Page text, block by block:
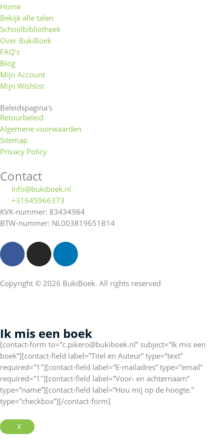
Home
Bekijk alle talen
Schoolbibliotheek
Over BukiBoek
FAQ's
Blog
Mijn Account
Mijn Wishlist
Beleidspagina's
Retourbeleid
Algemene voorwaarden
Sitemap
Privacy Policy
Contact
Info@bukiboek.nl
+31645966373
KVK-nummer: 83434984
BTW-nummer: NL003819651B14
F
c
e
k
-
f
I
s
t
a
m
L
n
k
n
Copyright © 2026 BukiBoek. All rights reserved
Ik mis een boek
[contact-form to=”c.pikero@bukiboek.nl” subject=”Ik mis een
boek”][contact-field label=”Titel en Auteur” type=”text”
required=”1″][contact-field label=”E-mailadres” type=”email”
required=”1″][contact-field label=”Voor- en achternaam”
type=”name”][contact-field label=”Hou mij op de hoogte.”
type=”checkbox”][/contact-form]
X